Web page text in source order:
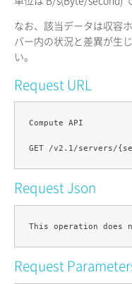
なお、該当データは収容
バー内の状況と差異が生
い。
Request URL
Compute API
Request Json
Request